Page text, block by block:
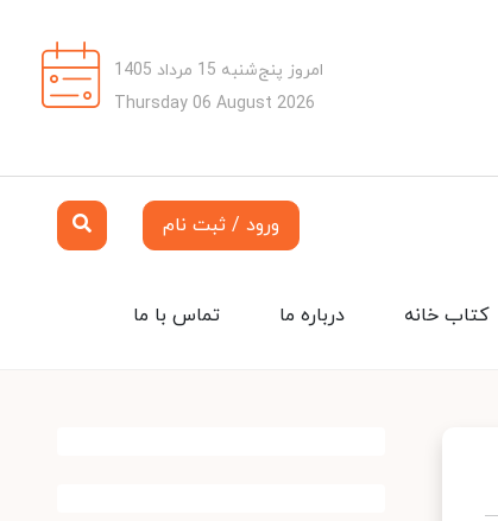
امروز پنج‌شنبه 15 مرداد 1405
Thursday 06 August 2026
ورود / ثبت نام
تماس با ما درباره ما کتاب خانه